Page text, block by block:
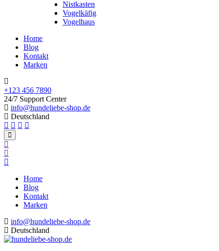
Nistkasten
Vogelkäfig
Vogelhaus
Home
Blog
Kontakt
Marken
+123 456 7890
24/7 Support Center
info@hundeliebe-shop.de
Deutschland
Home
Blog
Kontakt
Marken
info@hundeliebe-shop.de
Deutschland